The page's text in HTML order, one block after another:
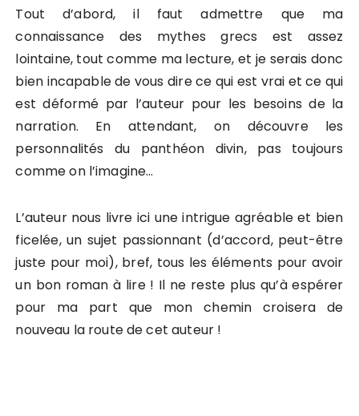
Tout d’abord, il faut admettre que ma
connaissance des mythes grecs est assez
lointaine, tout comme ma lecture, et je serais donc
bien incapable de vous dire ce qui est vrai et ce qui
est déformé par l’auteur pour les besoins de la
narration. En attendant, on découvre les
personnalités du panthéon divin, pas toujours
comme on l’imagine…
L’auteur nous livre ici une intrigue agréable et bien
ficelée, un sujet passionnant (d’accord, peut-être
juste pour moi), bref, tous les éléments pour avoir
un bon roman à lire ! Il ne reste plus qu’à espérer
pour ma part que mon chemin croisera de
nouveau la route de cet auteur !